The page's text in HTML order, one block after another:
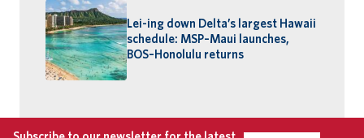
Lei-ing down Delta’s largest Hawaii
schedule: MSP–Maui launches,
BOS–Honolulu returns